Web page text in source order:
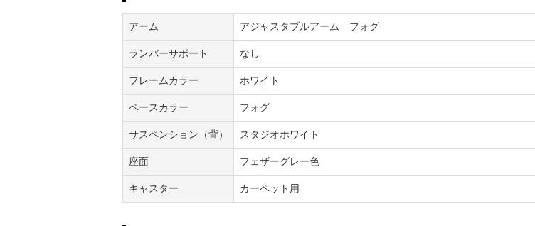
アーム アジャスタブルアーム フォグ
ランバーサポート なし
フレームカラー ホワイト
ベースカラー フォグ
サスペンション（背） スタジオホワイト
座面 フェザーグレー色
キャスター カーペット用